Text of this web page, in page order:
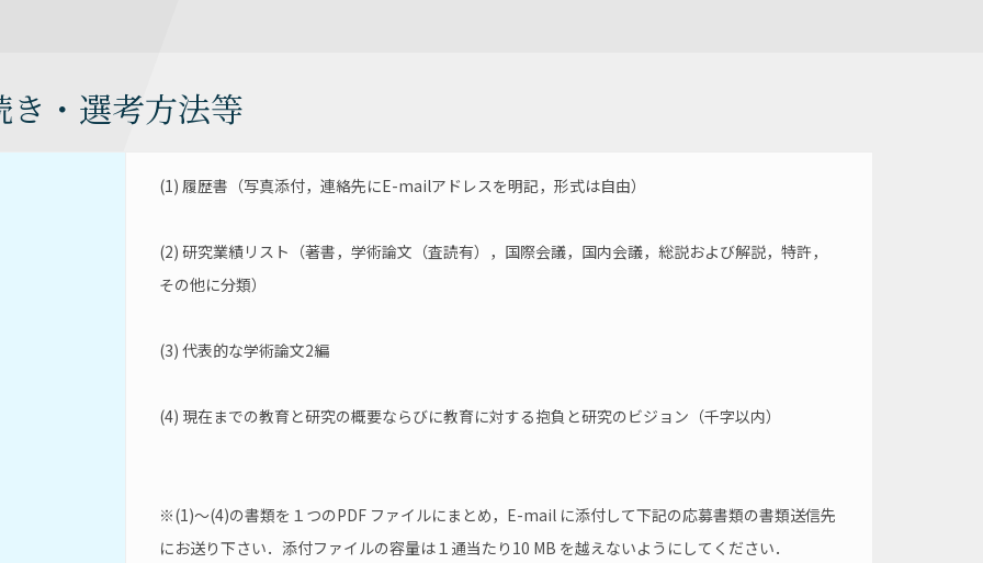
き・選考方法等
(1) 履歴書（写真添付，連絡先にE-mailアドレスを明記，形式は自由）
(2) 研究業績リスト（著書，学術論文（査読有），国際会議，国内会議，総説および解説，特許，
その他に分類）
(3) 代表的な学術論文2編
(4) 現在までの教育と研究の概要ならびに教育に対する抱負と研究のビジョン（千字以内）
※(1)〜(4)の書類を１つのPDF ファイルにまとめ，E-mail に添付して下記の応募書類の書類送信先
にお送り下さい．添付ファイルの容量は１通当たり10 MB を越えないようにしてください．